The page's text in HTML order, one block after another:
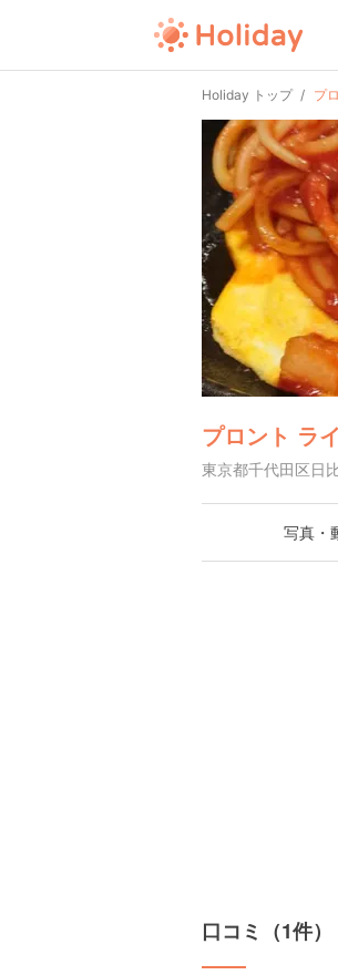
Holiday トップ プ
プロント ラ
東京都千代田区日
写真・
口コミ（1件）